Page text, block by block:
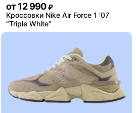
от 12 990 ₽
Кроссовки Nike Air Force 1 '07
"Triple White"